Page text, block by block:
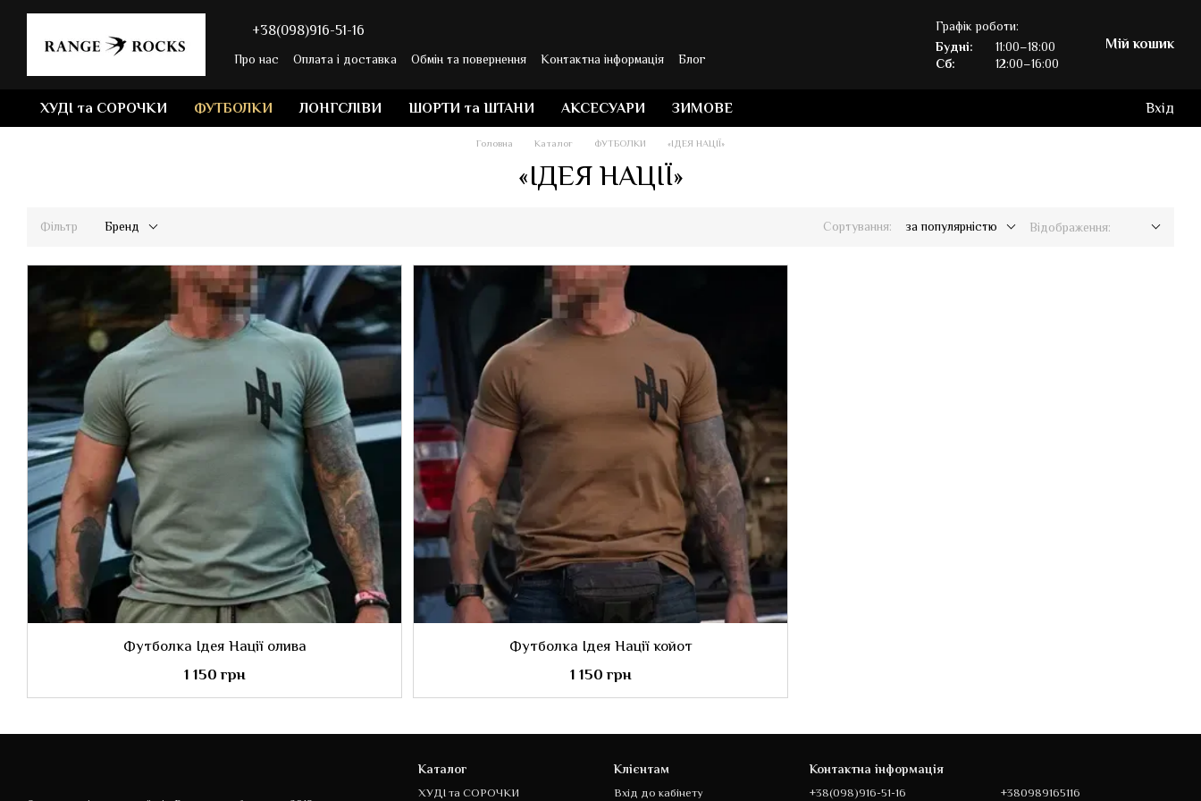
Перейти до основного контенту
+38(098)916-51-16
Про нас Оплата і доставка Обмін та повернення Контактна інформація Блог
Графік роботи:
Будні:
11:00–18:00
Сб:
12:00–16:00
Мій кошик
ХУДІ та СОРОЧКИ ФУТБОЛКИ ЛОНГСЛІВИ ШОРТИ та ШТАНИ АКСЕСУАРИ ЗИМОВЕ Вхід
Головна Каталог ФУТБОЛКИ «ІДЕЯ НАЦІЇ»
«ІДЕЯ НАЦІЇ»
Фільтр Бренд Сортування: за популярністю Відображення:
Футболка Ідея Нації олива
1 150 грн
Футболка Ідея Нації койот
1 150 грн
Каталог
ХУДІ та СОРОЧКИ
Клієнтам
Вхід до кабінету
Контактна інформація
+38(098)916-51-16 +380989165116